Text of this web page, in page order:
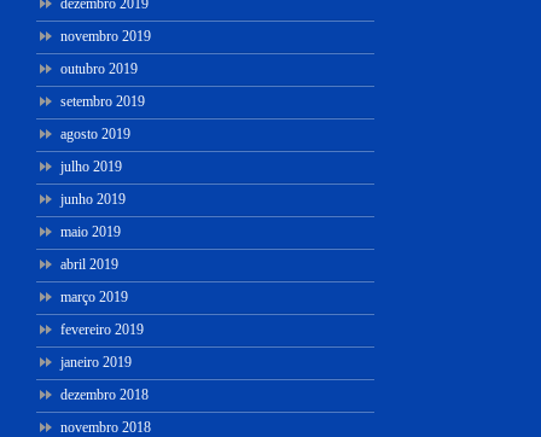
dezembro 2019
novembro 2019
outubro 2019
setembro 2019
agosto 2019
julho 2019
junho 2019
maio 2019
abril 2019
março 2019
fevereiro 2019
janeiro 2019
dezembro 2018
novembro 2018